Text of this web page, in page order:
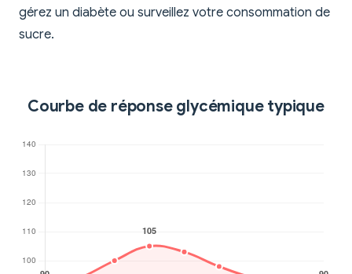
gérez un diabète ou surveillez votre consommation de
sucre.
Courbe de réponse glycémique typique